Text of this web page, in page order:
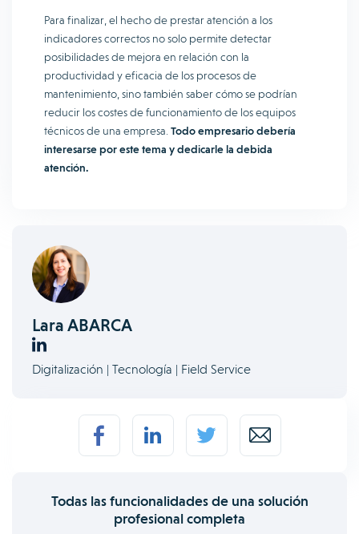
Para finalizar, el hecho de prestar atención a los
indicadores correctos no solo permite detectar
posibilidades de mejora en relación con la
productividad y eficacia de los procesos de
mantenimiento, sino también saber cómo se podrían
reducir los costes de funcionamiento de los equipos
técnicos de una empresa. Todo empresario debería
interesarse por este tema y dedicarle la debida
atención.
Lara ABARCA
Digitalización | Tecnología | Field Service
Todas las funcionalidades de una solución
profesional completa